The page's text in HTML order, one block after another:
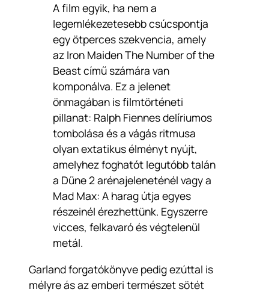
A film egyik, ha nem a
legemlékezetesebb csúcspontja
egy ötperces szekvencia, amely
az Iron MaidenThe Number of the
Beastcímű számára van
komponálva. Ez a jelenet
önmagában is filmtörténeti
pillanat: Ralph Fiennes delíriumos
tombolása és a vágás ritmusa
olyan extatikus élményt nyújt,
amelyhez foghatót legutóbb talán
a Dűne 2arénajeleneténél vagy a
Mad Max: A harag útja egyes
részeinél érezhettünk. Egyszerre
vicces, felkavaró és végtelenül
metál.
Garland forgatókönyve pedig ezúttal is
mélyre ás az emberi természet sötét